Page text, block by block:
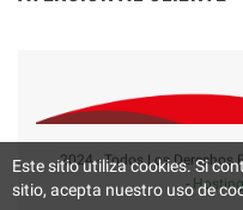
2024 - Todos Los
-Hosting
Este sitio utiliza cookies. Si
sitio, acepta nuestro uso de